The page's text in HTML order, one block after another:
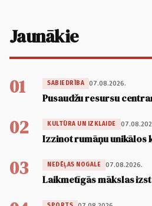
Jaunākie
01 SABIEDRĪBA 07.08.2026.
Pusaudžu resursu
02 KULTŪRA UN IZKLAIDE
Izzinot rumāņu unikālos
03 NEDĒĻAS NOGALE 07.08.2026.
Laikmetīgās mākslas